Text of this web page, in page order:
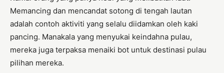
Memancing dan mencandat sotong di tengah lautan
adalah contoh aktiviti yang selalu diidamkan oleh kaki
pancing. Manakala yang menyukai keindahna pulau,
mereka juga terpaksa menaiki bot untuk destinasi pulau
pilihan mereka.